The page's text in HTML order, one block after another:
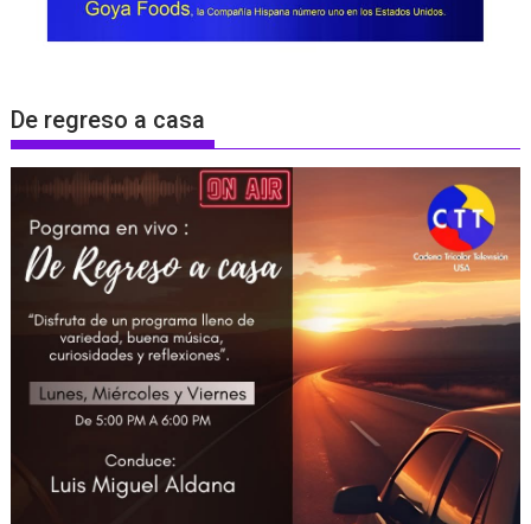
De regreso a casa